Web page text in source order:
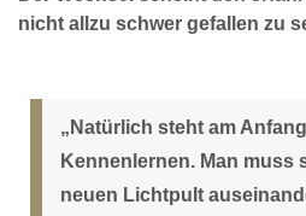
nicht allzu schwer gefallen zu
„Natürlich steht am
Kennenlernen. Man muss
neuen Lichtpult